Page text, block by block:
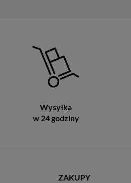
Wysyłka
w 24 godziny
ZAKUPY